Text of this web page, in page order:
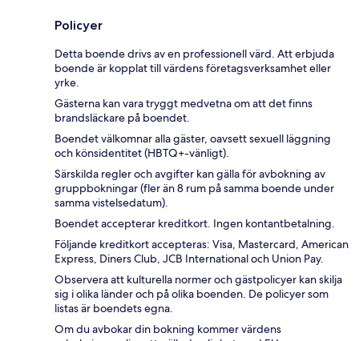
Policyer
Detta boende drivs av en professionell värd. Att erbjuda
boende är kopplat till värdens företagsverksamhet eller
yrke.
Gästerna kan vara tryggt medvetna om att det finns
brandsläckare på boendet.
Boendet välkomnar alla gäster, oavsett sexuell läggning
och könsidentitet (HBTQ+-vänligt).
Särskilda regler och avgifter kan gälla för avbokning av
gruppbokningar (fler än 8 rum på samma boende under
samma vistelsedatum).
Boendet accepterar kreditkort. Ingen kontantbetalning.
Följande kreditkort accepteras: Visa, Mastercard, American
Express, Diners Club, JCB International och Union Pay.
Observera att kulturella normer och gästpolicyer kan skilja
sig i olika länder och på olika boenden. De policyer som
listas är boendets egna.
Om du avbokar din bokning kommer värdens